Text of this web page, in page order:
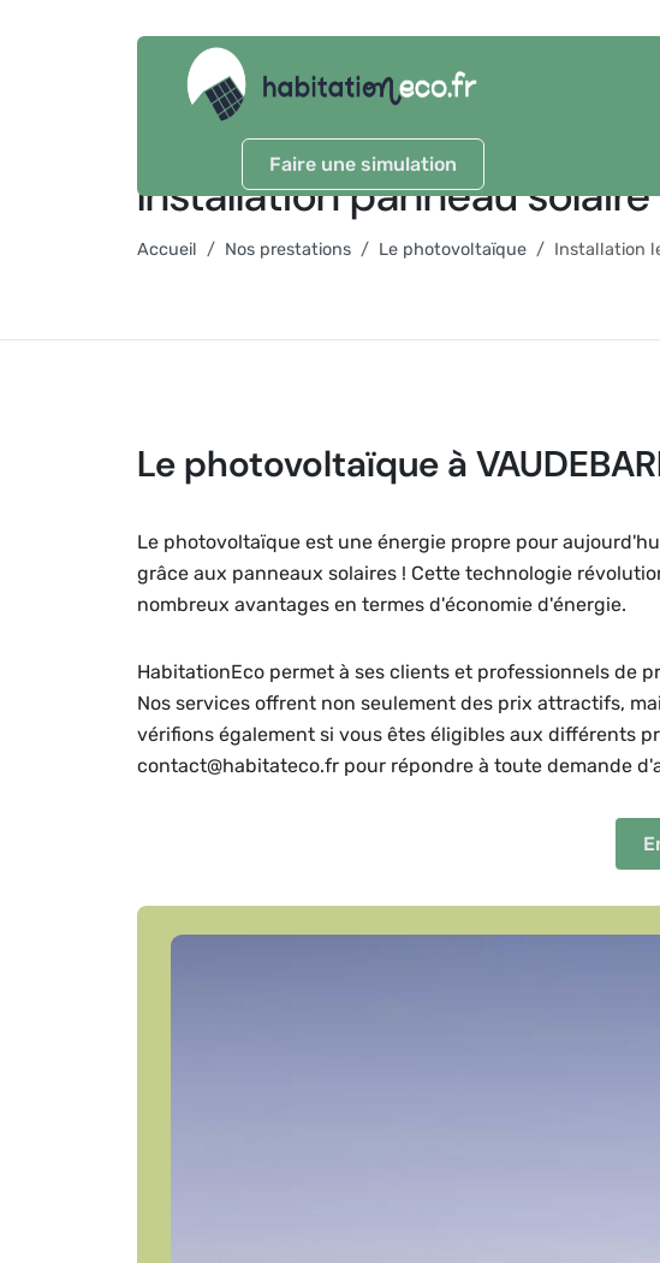
Faire une simulation
Installation panneau solaire
Accueil Nos prestations Le photovoltaïque Installation
Le photovoltaïque à
Le photovoltaïque est une énergie propre pour
grâce aux panneaux solaires ! Cette technologie
nombreux avantages en termes d'économie d'énergie.
HabitationEco permet à ses clients et professionnels de
Nos services offrent non seulement des prix attractifs,
vérifions également si vous êtes éligibles aux différents
contact@habitateco.fr pour répondre à toute demande